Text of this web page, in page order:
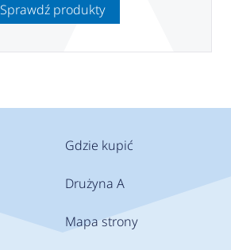
Sprawdź produkty
Gdzie kupić
Drużyna A
Mapa strony